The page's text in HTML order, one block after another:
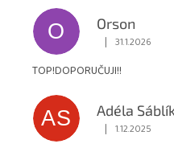
O
Orson
Hodnocení
| 31.1.2026
TOP!DOPORUČUJI!!
AS
Adéla
Hodnocení
| 1.12.2025